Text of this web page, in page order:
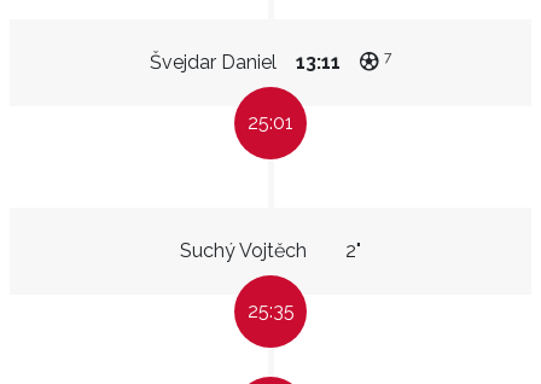
Švejdar Daniel 13:11 7
25:01
Suchý Vojtěch 2"
25:35